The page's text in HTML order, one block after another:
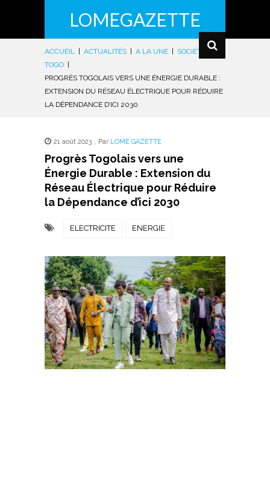
LOMEGAZETTE
ACCUEIL ACTUALITÉS A LA UNE SOCIÉTÉ
|
TOGO
PROGRÈS TOGOLAIS VERS UNE ÉNERGIE DURABLE :
EXTENSION DU RÉSEAU ÉLECTRIQUE POUR RÉDUIRE
LA DÉPENDANCE D’ICI 2030
21 août 2023 , Par LOME GAZETTE
Progrès Togolais vers une
Énergie Durable : Extension du
Réseau Électrique pour Réduire
la Dépendance d’ici 2030
ELECTRICITE ENERGIE